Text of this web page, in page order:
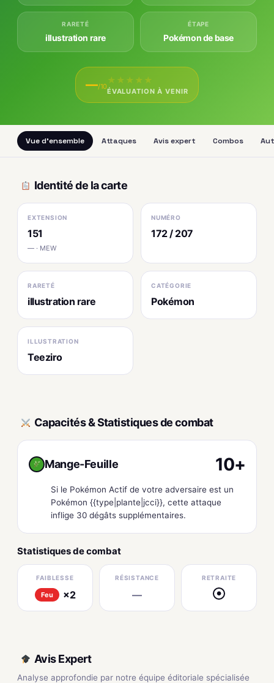
RARETÉ
illustration rare
ÉTAPE
Pokémon de base
—/10
★ ★ ★ ★ ★
ÉVALUATION À VENIR
Vue d'ensemble Attaques Avis expert Combos
Identité de la carte
EXTENSION
151
— · MEW
NUMÉRO
172 / 207
RARETÉ
illustration rare
CATÉGORIE
Pokémon
ILLUSTRATION
Teeziro
Capacités & Statistiques de combat
Mange-Feuille 10+
Si le Pokémon Actif de votre adversaire est un
Pokémon {{type|plante|jcci}}, cette attaque
inflige 30 dégâts supplémentaires.
Statistiques de combat
FAIBLESSE
Feu ×2
RÉSISTANCE
—
RETRAITE
●
Avis Expert
Analyse approfondie par notre équipe éditoriale spécialisée